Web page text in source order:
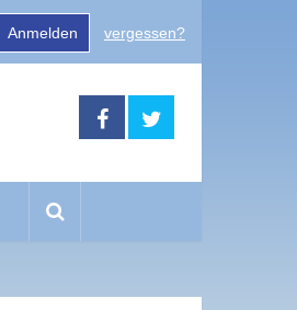
Anmelden vergessen?